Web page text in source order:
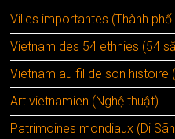
Villes importantes (Thành phố
Vietnam des 54 ethnies (54
Vietnam au fil de son histoire
Art vietnamien (Nghệ thuật)
Patrimoines mondiaux (Di